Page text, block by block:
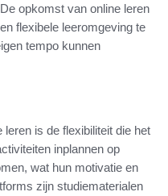
opkomst van online leren
flexibele leeromgeving te
tempo kunnen
is de flexibiliteit die het
inplannen op
wat hun motivatie en
zijn studiematerialen